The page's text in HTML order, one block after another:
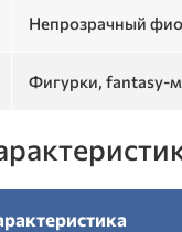
Непрозрачный
Фигурки, fantasy-